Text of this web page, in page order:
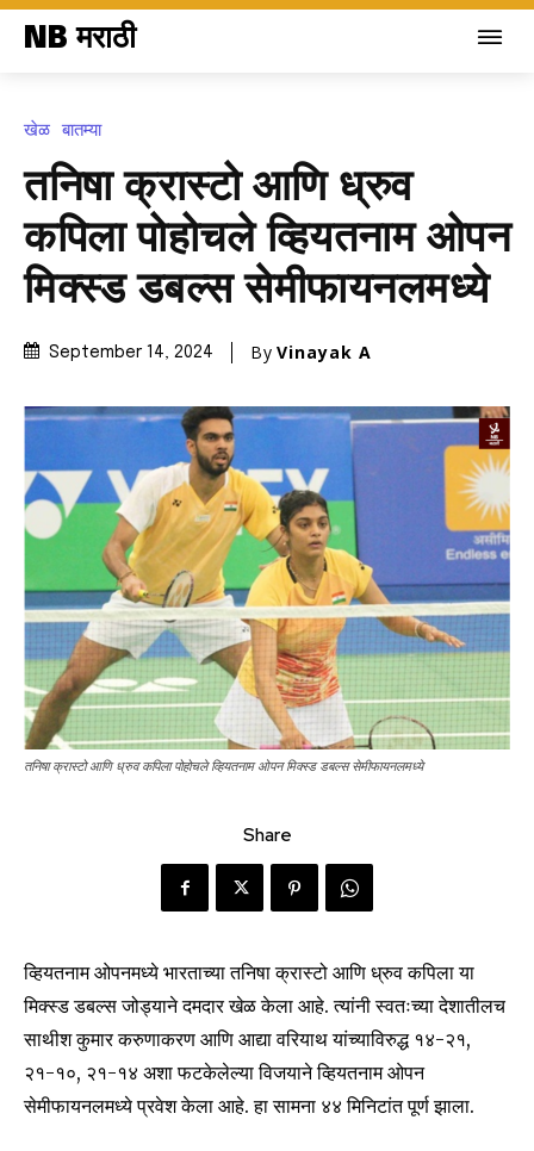
NB मराठी
खेळ बातम्या
तनिषा क्रास्टो आणि ध्रुव
कपिला पोहोचले व्हियतनाम ओपन
मिक्स्ड डबल्स सेमीफायनलमध्ये
September 14, 2024 By Vinayak A
तनिषा क्रास्टो आणि ध्रुव कपिला पोहोचले व्हियतनाम ओपन मिक्स्ड डबल्स सेमीफायनलमध्ये
Share
व्हियतनाम ओपनमध्ये भारताच्या तनिषा क्रास्टो आणि ध्रुव कपिला या
मिक्स्ड डबल्स जोड्याने दमदार खेळ केला आहे. त्यांनी स्वतःच्या देशातीलच
साथीश कुमार करुणाकरण आणि आद्या वरियाथ यांच्याविरुद्ध १४-२१,
२१-१०, २१-१४ अशा फटकेलेल्या विजयाने व्हियतनाम ओपन
सेमीफायनलमध्ये प्रवेश केला आहे. हा सामना ४४ मिनिटांत पूर्ण झाला.